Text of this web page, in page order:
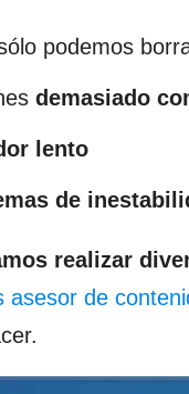
podemos
demasiado
lento
de
realizar
asesor de